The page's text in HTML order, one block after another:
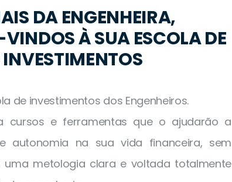
DA ENGENHEIRA,
À SUA ESCOLA DE
de investimentos dos Engenheiros.
cursos e ferramentas que o ajudarão a
autonomia na sua vida financeira, sem
uma metologia clara e voltada totalmente